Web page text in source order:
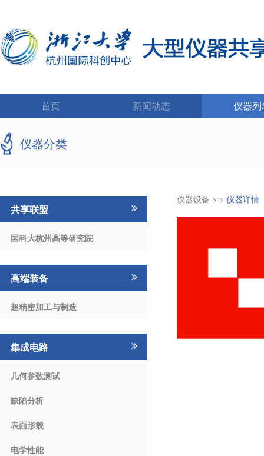
首页 新闻动态 仪器列
仪器分类
共享联盟
国科大杭州高等研究院
高端装备
超精密加工与制造
集成电路
几何参数测试
缺陷分析
表面形貌
电学性能
仪器设备 > > 仪器详情